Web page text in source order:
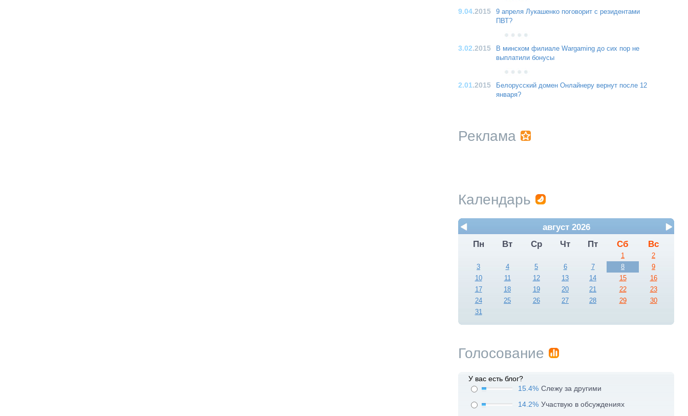
9.04.2015
9 апреля Лукашенко поговорит с резидентами
ПВТ?
3.02.2015
В минском филиале Wargaming до сих пор не
выплатили бонусы
2.01.2015
Белорусский домен Онлайнеру вернут после 12
января?
Реклама
Календарь
август 2026
Пн
Вт Ср Чт Пт Сб Вс
1
2
3
4 5 6 7 8
9
10
11 12 13 14 15
16
17
18 19 20 21 22
23
24
25 26 27 28 29
30
31
Голосование
У вас есть блог?
15.4% Слежу за другими
14.2% Участвую в обсуждениях